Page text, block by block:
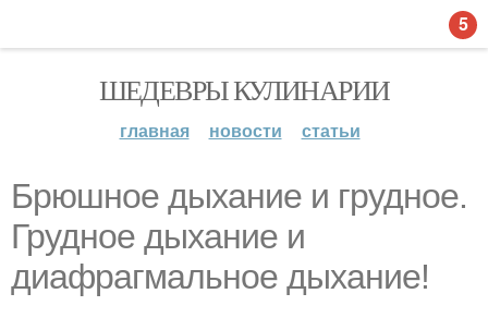
ШЕДЕВРЫ КУЛИНАРИИ
главная новости статьи
Брюшное дыхание и грудное.
Грудное дыхание и
диафрагмальное дыхание!
5